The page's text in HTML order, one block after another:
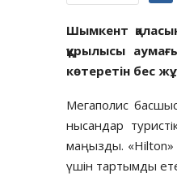
Шымкент
құрылысы
көтеретін бес
Мегаполис
нысандар
маңызды. «Hilton» –
үшін тартымды